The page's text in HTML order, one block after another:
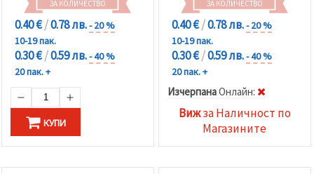
ЗА КОЛИЧЕСТВО
0.40 €/0.78 лв.- 20 %
10-19 пак.
0.30 €/0.59 лв.- 40 %
20 пак. +
КУПИ
ЗА КОЛИЧЕСТВО
0.40 €/0.78 лв.- 20 %
10-19 пак.
0.30 €/0.59 лв.- 40 %
20 пак. +
ИзчерпанаOнлайн:
Вижза Наличност по
Магазините